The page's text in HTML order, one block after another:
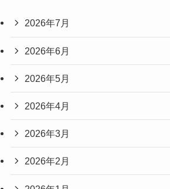
2026年7月
2026年6月
2026年5月
2026年4月
2026年3月
2026年2月